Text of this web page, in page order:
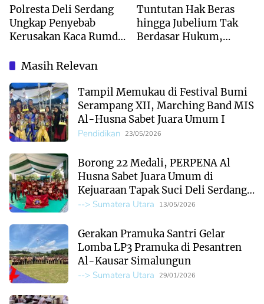
Polresta Deli Serdang
Ungkap Penyebab
Kerusakan Kaca Rumdis
Suwondo
Tuntutan Hak Beras
hingga Jubelium Tak
Berdasar Hukum,
Masih Relevan
Tampil Memukau di Festival Bumi
Serampang XII, Marching Band MIS
Al-Husna Sabet Juara Umum I
Pendidikan 23/05/2026
Borong 22 Medali, PERPENA Al
Husna Sabet Juara Umum di
Kejuaraan Tapak Suci Deli Serdang
2026
--> Sumatera Utara 13/05/2026
Gerakan Pramuka Santri Gelar
Lomba LP3 Pramuka di Pesantren
Al-Kausar Simalungun
--> Sumatera Utara 29/01/2026